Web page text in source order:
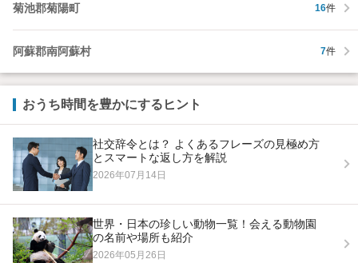
菊池郡菊陽町 16件
阿蘇郡南阿蘇村 7件
おうち時間を豊かにするヒント
社交辞令とは？ よくあるフレーズの見極め方
とスマートな返し方を解説
2026年07月14日
世界・日本の珍しい動物一覧！会える動物園
の名前や場所も紹介
2026年05月26日